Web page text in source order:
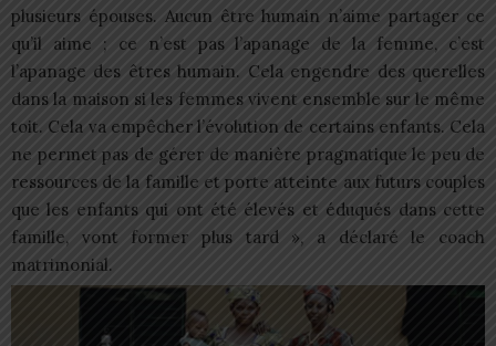
plusieurs épouses. Aucun être humain n’aime partager ce
qu’il aime ; ce n’est pas l’apanage de la femme, c’est
l’apanage des êtres humain. Cela engendre des querelles
dans la maison si les femmes vivent ensemble sur le même
toit. Cela va empêcher l’évolution de certains enfants. Cela
ne permet pas de gérer de manière pragmatique le peu de
ressources de la famille et porte atteinte aux futurs couples
que les enfants qui ont été élevés et éduqués dans cette
famille, vont former plus tard », a déclaré le coach
matrimonial.